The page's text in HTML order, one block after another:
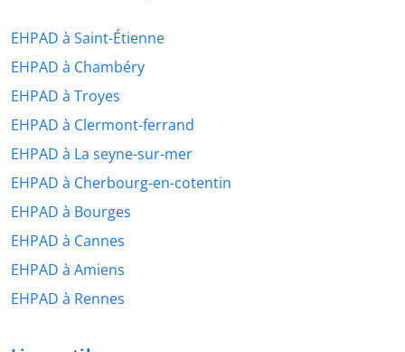
EHPAD à Saint-Étienne
EHPAD à Chambéry
EHPAD à Troyes
EHPAD à Clermont-ferrand
EHPAD à La seyne-sur-mer
EHPAD à Cherbourg-en-cotentin
EHPAD à Bourges
EHPAD à Cannes
EHPAD à Amiens
EHPAD à Rennes